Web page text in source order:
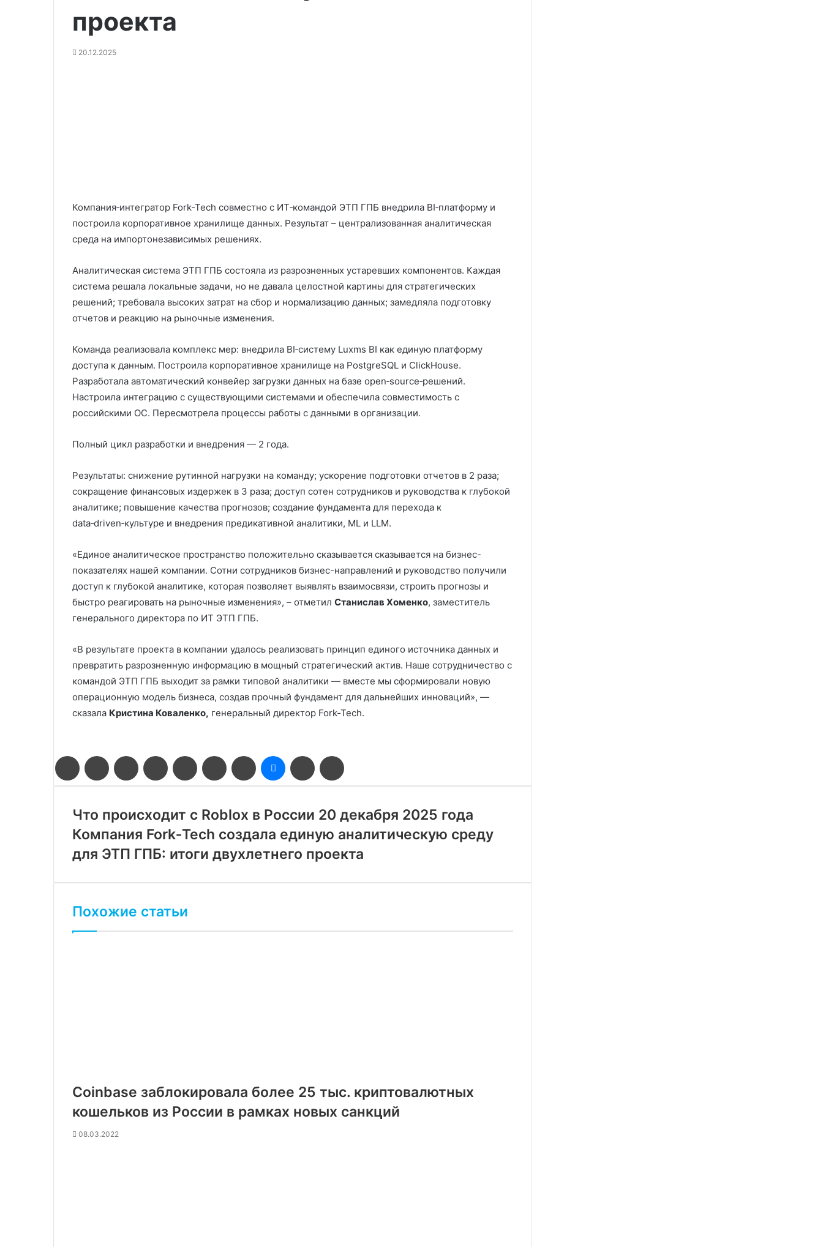
проекта
20.12.2025
Компания‑интегратор Fork‑Tech совместно с ИТ‑командой ЭТП ГПБ внедрила BI‑платформу и
построила корпоративное хранилище данных. Результат – централизованная аналитическая
среда на импортонезависимых решениях.
Аналитическая система ЭТП ГПБ состояла из разрозненных устаревших компонентов. Каждая
система решала локальные задачи, но не давала целостной картины для стратегических
решений; требовала высоких затрат на сбор и нормализацию данных; замедляла подготовку
отчетов и реакцию на рыночные изменения.
Команда реализовала комплекс мер: внедрила BI‑систему Luxms BI как единую платформу
доступа к данным. Построила корпоративное хранилище на PostgreSQL и ClickHouse.
Разработала автоматический конвейер загрузки данных на базе open‑source‑решений.
Настроила интеграцию с существующими системами и обеспечила совместимость с
российскими ОС. Пересмотрела процессы работы с данными в организации.
Полный цикл разработки и внедрения — 2 года.
Результаты: снижение рутинной нагрузки на команду; ускорение подготовки отчетов в 2 раза;
сокращение финансовых издержек в 3 раза; доступ сотен сотрудников и руководства к глубокой
аналитике; повышение качества прогнозов; создание фундамента для перехода к
data‑driven‑культуре и внедрения предикативной аналитики, ML и LLM.
«Единое аналитическое пространство положительно сказывается сказывается на бизнес-
показателях нашей компании. Сотни сотрудников бизнес-направлений и руководство получили
доступ к глубокой аналитике, которая позволяет выявлять взаимосвязи, строить прогнозы и
быстро реагировать на рыночные изменения», – отметил Станислав Хоменко, заместитель
генерального директора по ИТ ЭТП ГПБ.
«В результате проекта в компании удалось реализовать принцип единого источника данных и
превратить разрозненную информацию в мощный стратегический актив. Наше сотрудничество с
командой ЭТП ГПБ выходит за рамки типовой аналитики — вместе мы сформировали новую
операционную модель бизнеса, создав прочный фундамент для дальнейших инноваций», —
сказала Кристина Коваленко, генеральный директор Fork‑Tech.
FacebookTwitter LinkedIn Pinterest Reddit ВконтактеОдноклассники
MessengerПоделиться
через
электронную
Что происходит с Roblox в России 20 декабря 2025 года
Компания Fork‑Tech создала единую аналитическую среду
для ЭТП ГПБ: итоги двухлетнего проекта
Похожие статьи
Coinbase заблокировала более 25 тыс. криптовалютных
кошельков из России в рамках новых санкций
08.03.2022